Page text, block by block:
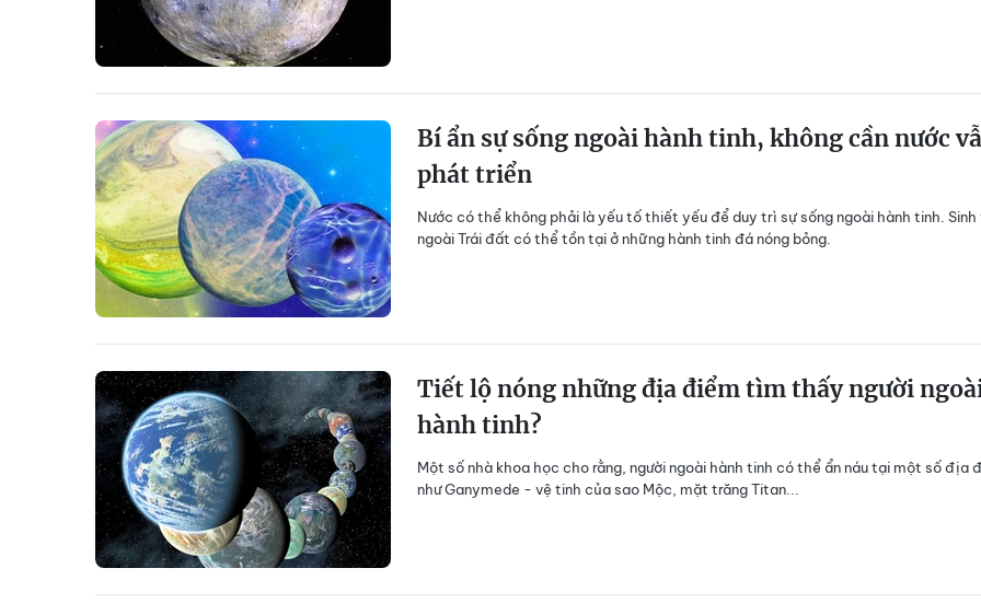
Bí ẩn sự sống ngoài hành tinh, không cần nước
phát triển
Nước có thể không phải là yếu tố thiết yếu để duy trì sự sống ngoài hành tinh. Sinh
ngoài Trái đất có thể tồn tại ở những hành tinh đá nóng bỏng.
Tiết lộ nóng những địa điểm tìm thấy người
hành tinh?
Một số nhà khoa học cho rằng, người ngoài hành tinh có thể ẩn náu tại một số địa
như Ganymede - vệ tinh của sao Mộc, mặt trăng Titan...